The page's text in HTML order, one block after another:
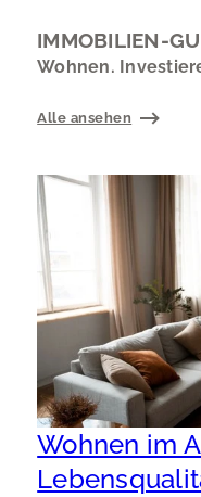
IMMOBILIEN-
Wohnen.
Alle ansehen
Wohnen im